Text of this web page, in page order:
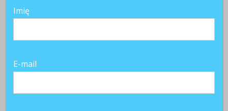
Imię
E-mail